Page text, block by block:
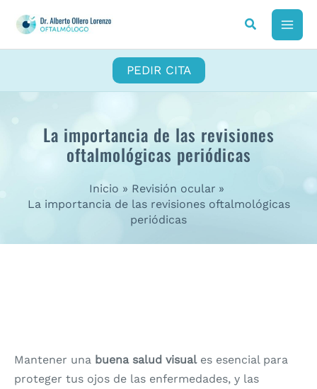
contenido
PEDIR CITA
La importancia de las revisiones
oftalmológicas periódicas
Inicio
Revisión ocular
La importancia de las revisiones oftalmológicas
periódicas
Mantener una buena salud visuales esencial para
proteger tus ojos de las enfermedades, y las